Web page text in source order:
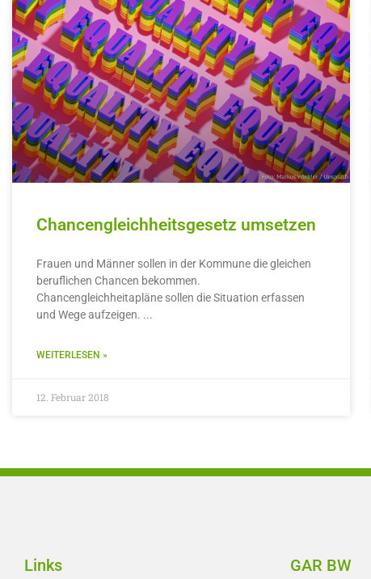
Chancengleichheitsgesetz umsetzen
Frauen und Männer sollen in der Kommune die gleichen
beruflichen Chancen bekommen.
Chancengleichheitapläne sollen die Situation erfassen
und Wege aufzeigen.
WEITERLESEN »
12. Februar 2018
Links GAR BW